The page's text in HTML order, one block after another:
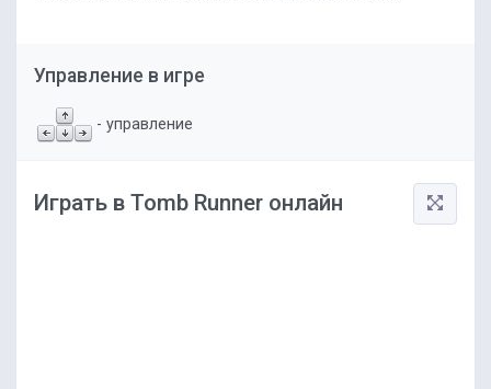
Управление в игре
- управление
Играть в Tomb Runner онлайн